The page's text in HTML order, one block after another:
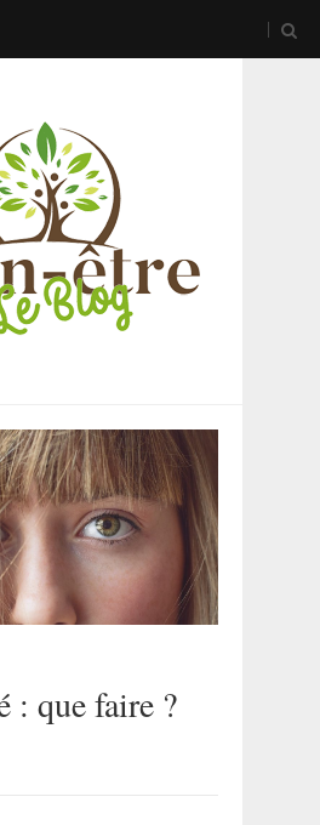
: que faire ?